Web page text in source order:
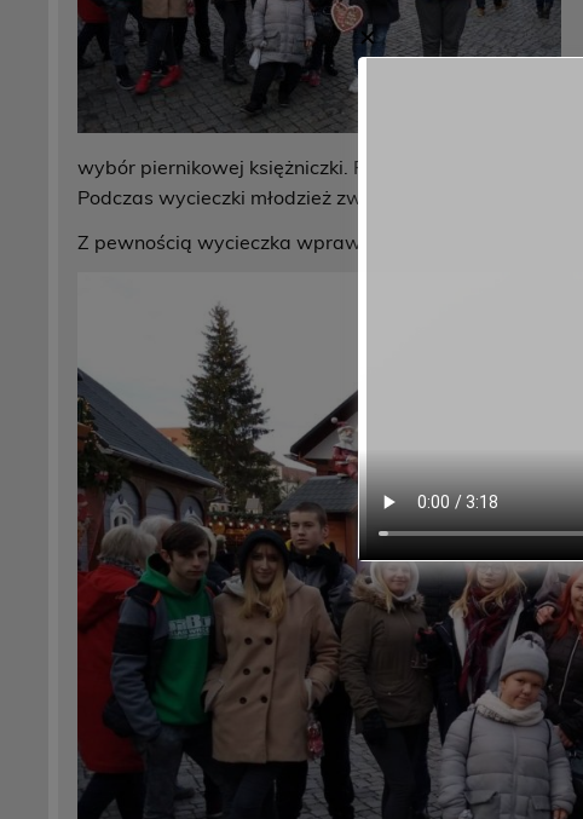
wybór piernikowej księżniczki. Prawdziwą ucztę dla
Podczas wycieczki młodzież zwiedziła też stare miasto.
Z pewnością wycieczka wprawiła uczniów w
✕